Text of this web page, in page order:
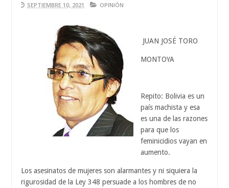
SEPTIEMBRE 10, 2021 OPINIÓN
JUAN JOSÉ TORO
MONTOYA
Repito: Bolivia es un
país machista y esa
es una de las razones
para que los
feminicidios vayan en
aumento.
Los asesinatos de mujeres son alarmantes y ni siquiera la
rigurosidad de la Ley 348 persuade a los hombres de no